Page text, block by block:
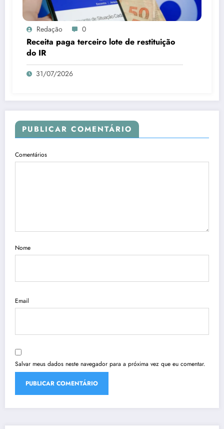
Redação 0
Receita paga terceiro lote de restituição
do IR
31/07/2026
PUBLICAR COMENTÁRIO
Comentários
Nome
Email
Salvar meus dados neste navegador para a próxima vez que eu comentar.